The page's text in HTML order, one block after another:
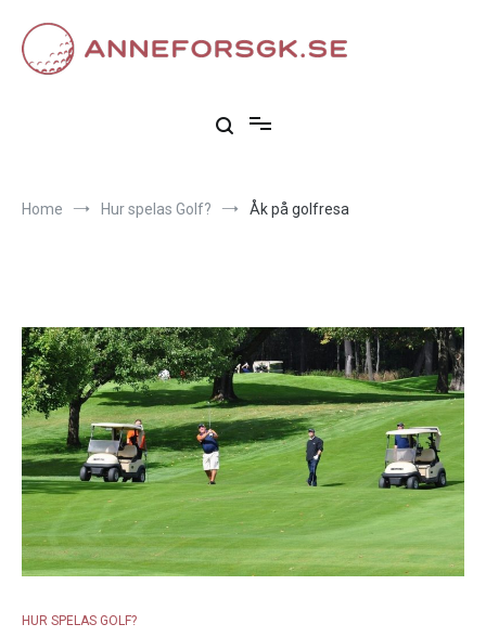
content
Home Hur spelas Golf? Åk på golfresa
HUR SPELAS GOLF?